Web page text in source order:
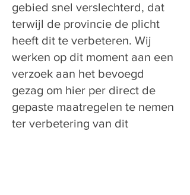
gebied snel verslechterd, dat
terwijl de provincie de plicht
heeft dit te verbeteren. Wij
werken op dit moment aan een
verzoek aan het bevoegd
gezag om hier per direct de
gepaste maatregelen te nemen
ter verbetering van dit